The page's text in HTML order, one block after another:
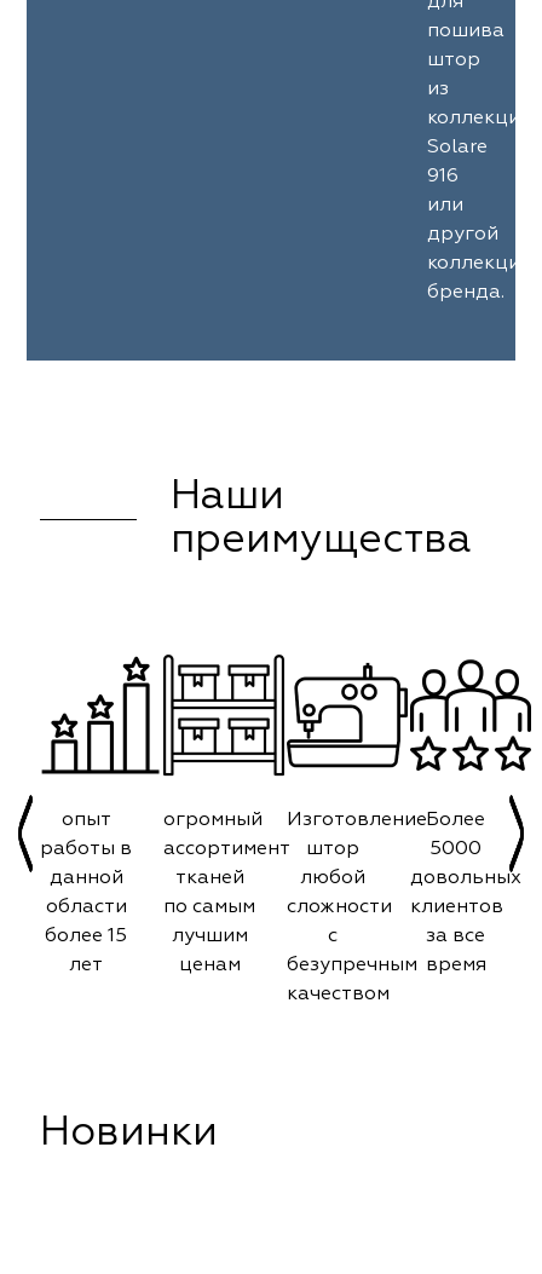
пошива
штор
из
Solare
916
или
другой
коллекции
бренда.
Наши
преимущества
опыт
работы в
данной
области
более 15
лет
огромный
ассортимент
тканей
по самым
лучшим
ценам
Изготовление
штор
любой
сложности
с
безупречным
качеством
Более
5000
довольных
клиентов
за все
время
Новинки